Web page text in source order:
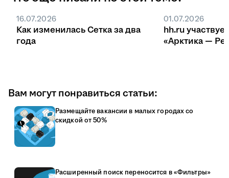
16.07.2026
Как изменилась Сетка за два
года
01.07.2026
hh.ru
«Арктика —
Вам могут понравиться статьи:
Размещайте вакансии в малых городах со
скидкой от 50%
Расширенный поиск переносится в «Фильтры»